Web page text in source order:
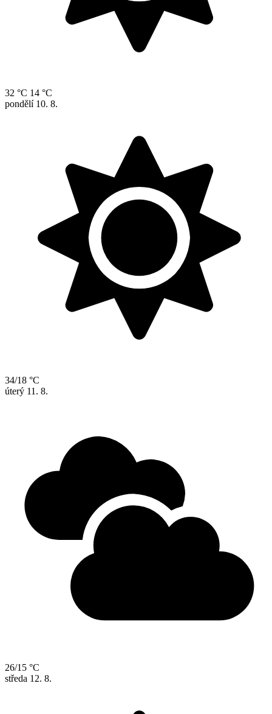
32 °C 14 °C
pondělí 10. 8.
34/18 °C
úterý 11. 8.
26/15 °C
středa 12. 8.